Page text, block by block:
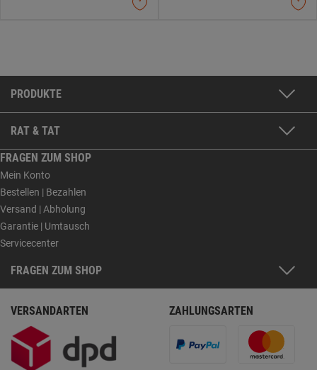
PRODUKTE
RAT & TAT
FRAGEN ZUM SHOP
Mein Konto
Bestellen | Bezahlen
Versand | Abholung
Garantie | Umtausch
Servicecenter
FRAGEN ZUM SHOP
VERSANDARTEN ZAHLUNGSARTEN